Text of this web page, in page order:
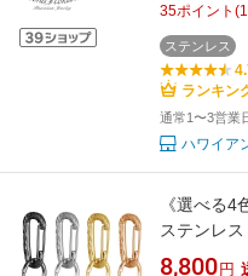
35ポイント (1
ステンレス
ランキン
通常1〜3営業
ハワイア
《選べる
ステンレ
グラスホル
8,800 円